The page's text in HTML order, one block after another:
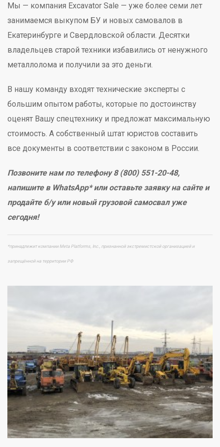
Мы — компания Excavator Sale — уже более семи лет
занимаемся выкупом БУ и новых самовалов в
Екатеринбурге и Свердловской области. Десятки
владельцев старой техники избавились от ненужного
металлолома и получили за это деньги.
В нашу команду входят технические эксперты с
большим опытом работы, которые по достоинству
оценят Вашу спецтехнику и предложат максимальную
стоимость. А собственный штат юристов составить
все документы в соответствии с законом в России.
Позвоните нам по телефону 8 (800) 551-20-48,
напишите в WhatsApp* или оставьте заявку на сайте и
продайте б/у или новый грузовой самосвал уже
сегодня!
*принадлежит компании Meta Platforms, Inc., признанной экстремистской организацией и
запрещённой на территории РФ